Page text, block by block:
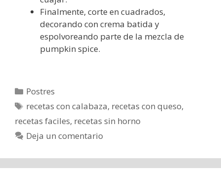
Finalmente, corte en cuadrados,
decorando con crema batida y
espolvoreando parte de la mezcla de
pumpkin spice.
Categorías
Postres
Etiquetas
recetas con calabaza, recetas con queso,
recetas faciles, recetas sin horno
Deja un comentario